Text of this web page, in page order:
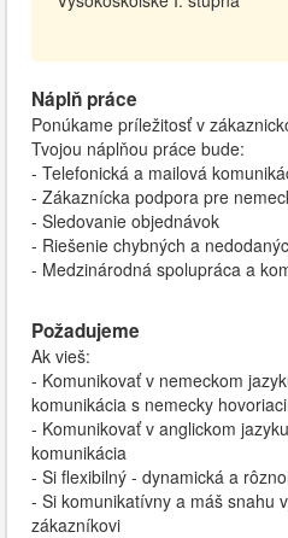
Náplň práce
Ponúkame príležitosť v
Tvojou náplňou práce bude:
- Telefonická a mailová
- Zákaznícka podpora pre
- Sledovanie objednávok
- Riešenie chybných a
- Medzinárodná spolupráca a
Požadujeme
Ak vieš:
- Komunikovať v nemeckom
komunikácia s nemecky
- Komunikovať v anglickom
komunikácia
- Si flexibilný - dynamická a
- Si komunikatívny a máš snahu
zákazníkovi